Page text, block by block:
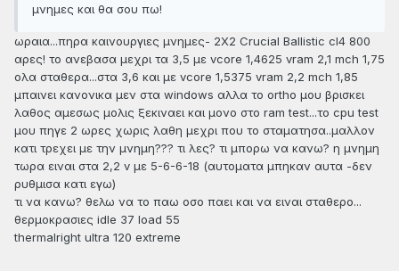
μνημες και θα σου πω!
ωραια...πηρα καινουργιες μνημες- 2Χ2 Crucial Ballistic cl4 800
αρες! το ανεβασα μεχρι τα 3,5 με vcore 1,4625 vram 2,1 mch 1,75
ολα σταθερα...στα 3,6 και με vcore 1,5375 vram 2,2 mch 1,85
μπαινει κανονικα μεν στα windows αλλα το ortho μου βρισκει
λαθος αμεσως μολις ξεκιναει και μονο στο ram test...το cpu test
μου πηγε 2 ωρες χωρις λαθη μεχρι που το σταματησα..μαλλον
κατι τρεχει με την μνημη??? τι λες? τι μπορω να κανω? η μνημη
τωρα ειναι στα 2,2 v με 5-6-6-18 (αυτοματα μπηκαν αυτα -δεν
ρυθμισα κατι εγω)
τι να κανω? θελω να το παω οσο παει και να ειναι σταθερο...
θερμοκρασιες idle 37 load 55
thermalright ultra 120 extreme